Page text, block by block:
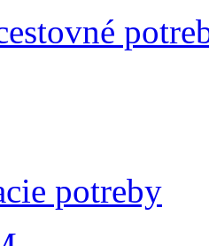
potreby